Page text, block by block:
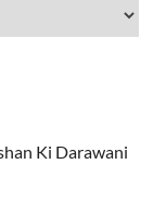
Ki Darawani